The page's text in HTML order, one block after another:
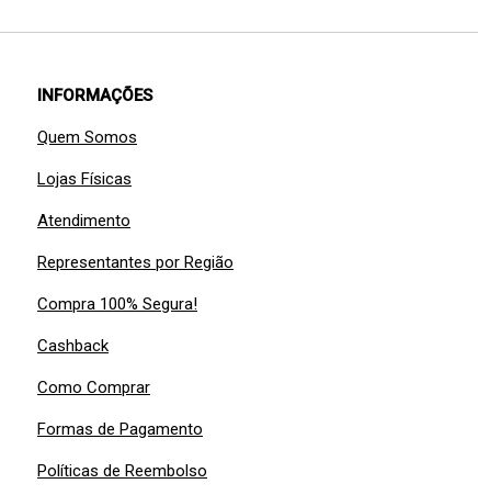
INFORMAÇÕES
Quem Somos
Lojas Físicas
Atendimento
Representantes por Região
Compra 100% Segura!
Cashback
Como Comprar
Formas de Pagamento
Políticas de Reembolso